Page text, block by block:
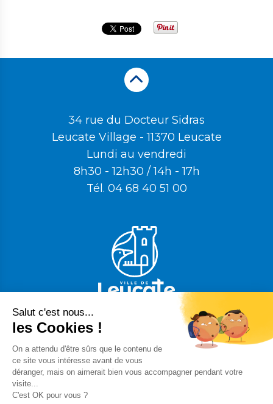
34 rue du Docteur Sidras
Leucate Village - 11370 Leucate
Lundi au vendredi
8h30 - 12h30 / 14h - 17h
Tél. 04 68 40 51 00
Nos labels qualité